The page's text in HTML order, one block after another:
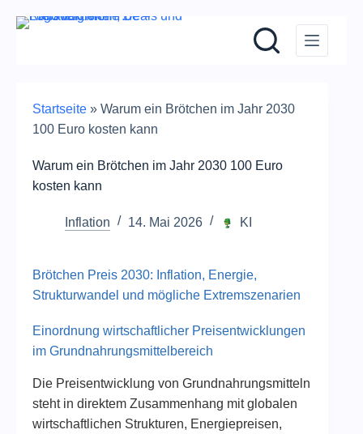
Zum
Startseite » Warum ein Brötchen im Jahr 2030
100 Euro kosten kann
Warum ein Brötchen im Jahr 2030 100 Euro
kosten kann
Inflation 14. Mai 2026 KI
Brötchen Preis 2030: Inflation, Energie,
Strukturwandel und mögliche Extremszenarien
Einordnung wirtschaftlicher Preisentwicklungen
im Grundnahrungsmittelbereich
Die Preisentwicklung von Grundnahrungsmitteln
steht in direktem Zusammenhang mit globalen
wirtschaftlichen Strukturen, Energiepreisen,